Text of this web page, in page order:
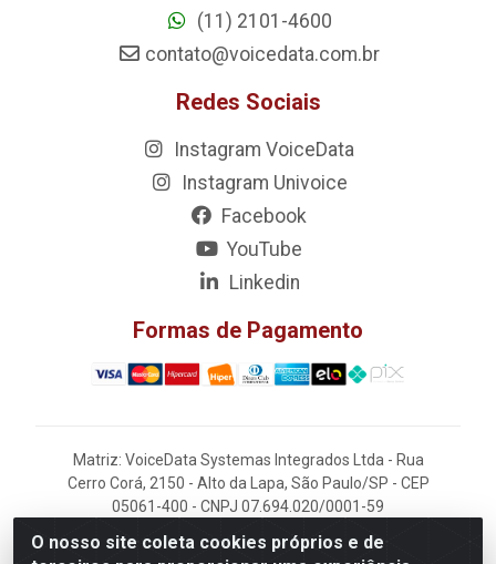
O nosso site coleta cookies próprios e de
(11) 2101-4600
contato@voicedata.com.br
Redes Sociais
Instagram VoiceData
Instagram Univoice
Facebook
YouTube
Linkedin
Formas de Pagamento
Matriz: VoiceData Systemas Integrados Ltda - Rua
Cerro Corá, 2150 - Alto da Lapa, São Paulo/SP - CEP
05061-400 - CNPJ 07.694.020/0001-59
Filial: VoiceData - Rua João Kaufmann, 405 -